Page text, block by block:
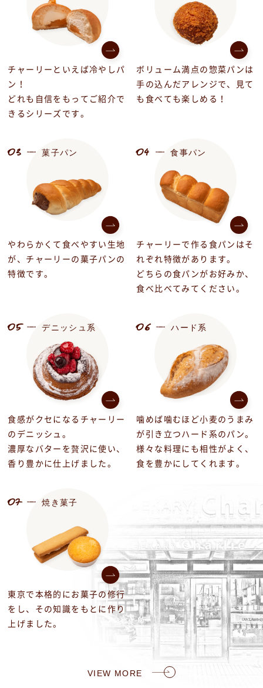
チャーリーといえば冷やしパ
ン！
どれも自信をもってご紹介で
きるシリーズです。
ボリューム満点の惣菜パンは
手の込んだアレンジで、見て
も食べても楽しめる！
03 菓子パン
やわらかくて食べやすい生地
が、チャーリーの菓子パンの
特徴です。
04 食事パン
チャーリーで作る食パンはそ
れぞれ特徴があります。
どちらの食パンがお好みか、
食べ比べてみてください。
05 デニッシュ系
食感がクセになるチャーリー
のデニッシュ。
濃厚なバターを贅沢に使い、
香り豊かに仕上げました。
06 ハード系
噛めば噛むほど小麦のうまみ
が引き立つハード系のパン。
様々な料理にも相性がよく、
食を豊かにしてくれます。
07 焼き菓子
東京で本格的にお菓子の修行
をし、その知識をもとに作り
上げました。
VIEW MORE